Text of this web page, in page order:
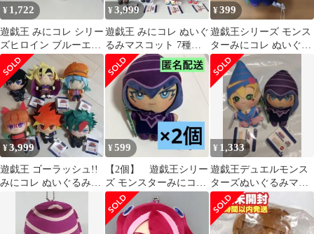
¥ 1,722
遊戯王 みにコレ シリー
ズヒロイン ブルーエン
ジェル ぬいぐるみ 財前
葵
¥3,999
遊戯王 みにコレ ぬいぐ
るみマスコット 7種セ
ット
¥399
遊戯王シリーズ モンス
ターみにコレ ぬいぐる
みマスコット
¥3,999
遊戯王 ゴーラッシュ!!
みにコレ ぬいぐるみマ
スコット 全6種コンプ
¥599
【2個】 遊戯王シリー
ズ モンスターみにコレ
ぬいぐるみマスコット
¥ 1,333
遊戯王デュエルモンス
ターズぬいぐるみマス
コット 2個セット